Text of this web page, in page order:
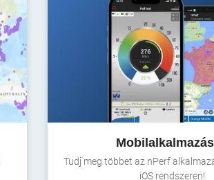
Tudj meg többet az nPerf
iOS rendszeren!